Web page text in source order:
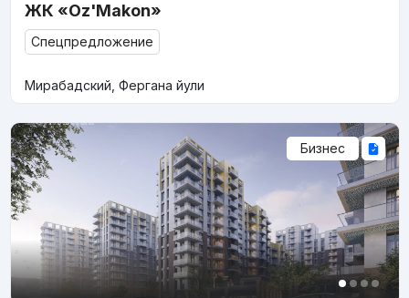
ЖК «Oz'Makon»
Спецпредложение
Мирабадский, Фергана йули
Бизнес